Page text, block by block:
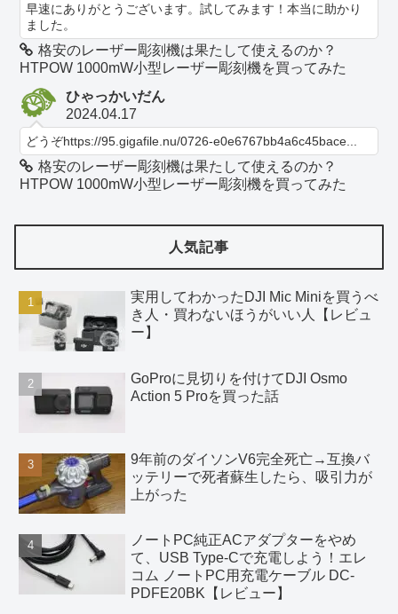
早速にありがとうございます。試してみます！本当に助かり
ました。
格安のレーザー彫刻機は果たして使えるのか？
HTPOW 1000mW小型レーザー彫刻機を買ってみた
ひゃっかいだん
2024.04.17
どうぞhttps://95.gigafile.nu/0726-e0e6767bb4a6c45bace...
格安のレーザー彫刻機は果たして使えるのか？
HTPOW 1000mW小型レーザー彫刻機を買ってみた
人気記事
実用してわかったDJI Mic Miniを買うべ
き人・買わないほうがいい人【レビュ
ー】
GoProに見切りを付けてDJI Osmo
Action 5 Proを買った話
9年前のダイソンV6完全死亡→互換バ
ッテリーで死者蘇生したら、吸引力が
上がった
ノートPC純正ACアダプターをやめ
て、USB Type-Cで充電しよう！エレ
コム ノートPC用充電ケーブル DC-
PDFE20BK【レビュー】